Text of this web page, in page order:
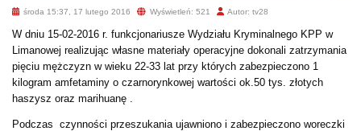
środa 15:37, 17 lutego 2016 Wyświetleń: 521 Autor: tv28
W dniu 15-02-2016 r. funkcjonariusze Wydziału Kryminalnego KPP w
Limanowej realizując własne materiały operacyjne dokonali zatrzymania
pięciu mężczyzn w wieku 22-33 lat przy których zabezpieczono 1
kilogram amfetaminy o czarnorynkowej wartości ok.50 tys. złotych
haszysz oraz marihuanę .
Podczas czynności przeszukania ujawniono i zabezpieczono woreczki